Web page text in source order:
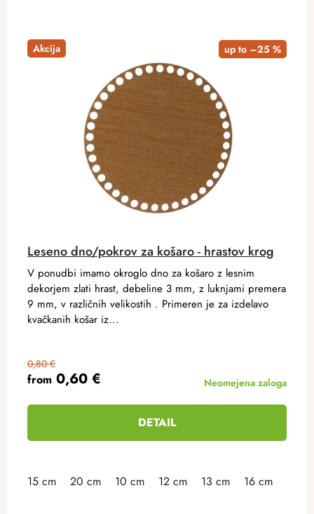
Akcija up to –25 %
Leseno dno/pokrov za košaro - hrastov krog
from 0,60 €
0,80 €
Neomejena zaloga
DETAIL
V ponudbi imamo okroglo dno za košaro z lesnim
dekorjem zlati hrast, debeline 3 mm, z luknjami premera
9 mm, v različnih velikostih . Primeren je za izdelavo
kvačkanih košar iz...
15 cm 20 cm 10 cm 12 cm 13 cm 16 cm